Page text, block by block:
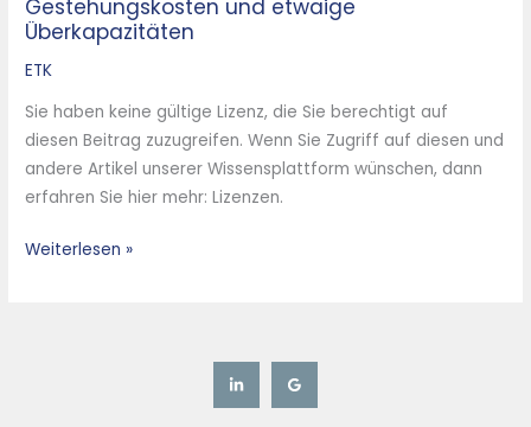
Altholzmarkt?
Gestehungskosten und etwaige
Überkapazitäten
ETK
Sie haben keine gültige Lizenz, die Sie berechtigt auf
diesen Beitrag zuzugreifen. Wenn Sie Zugriff auf diesen und
andere Artikel unserer Wissensplattform wünschen, dann
erfahren Sie hier mehr: Lizenzen.
in
Deutschland:
Gestehungskosten
etwaige
Überkapazitäten
Weiterlesen »